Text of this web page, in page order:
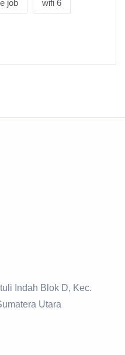
job wifi 6
Indah Blok D, Kec.
Utara